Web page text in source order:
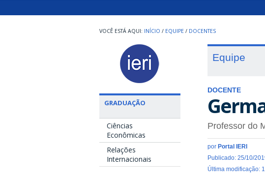
INÍCIO / EQUIPE / DOCENTES
GRADUAÇÃO
Ciências
Econômicas
Relações
Internacionais
Equipe
DOCENTE
Professor do
por Portal IERI
Publicado: 25/10/
Última modificação: